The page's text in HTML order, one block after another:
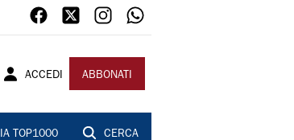
ACCEDI ABBONATI
TOP1000 CERCA